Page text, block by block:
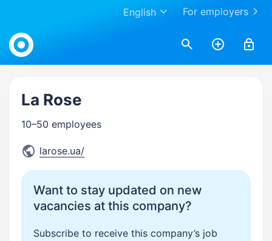
For employers
English
Work.ua
La Rose
10–50 employees
larose.ua/
Want to stay updated on new
vacancies at this company?
Subscribe to receive this company’s job